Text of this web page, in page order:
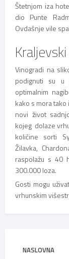
Štetnjom iza
dio Punte
Ovdašnje vile
Vinogradi na
podignuti su u
optimalnim
kako s mora
novi život
kojeg dolaze
količine sorti
Žilavka,
raspolažu s 40
300.000 loza.
Gosti mogu
vrhunskim
NASLOVNA